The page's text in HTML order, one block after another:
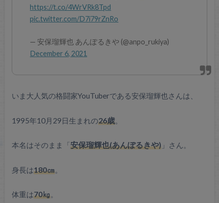
https://t.co/4WrVRk8Tpd
pic.twitter.com/D7i79rZnRo
— 安保瑠輝也 あんぽるきや (@anpo_rukiya)
December 6, 2021
いま大人気の格闘家YouTuberである安保瑠輝也さんは、
1995年10月29日生まれの26歳。
本名はそのまま「安保瑠輝也(あんぽるきや)」さん。
身長は180㎝。
体重は70㎏。